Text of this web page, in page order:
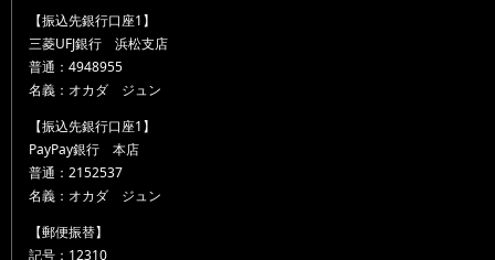
【振込先銀行口座1】
三菱UFJ銀行 浜松支店
普通：4948955
名義：オカダ ジュン
【振込先銀行口座1】
PayPay銀行 本店
普通：2152537
名義：オカダ ジュン
【郵便振替】
記号：12310